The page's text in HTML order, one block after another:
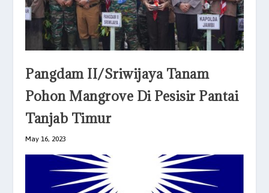
Pangdam II/Sriwijaya Tanam
Pohon Mangrove Di Pesisir Pantai
Tanjab Timur
May 16, 2023